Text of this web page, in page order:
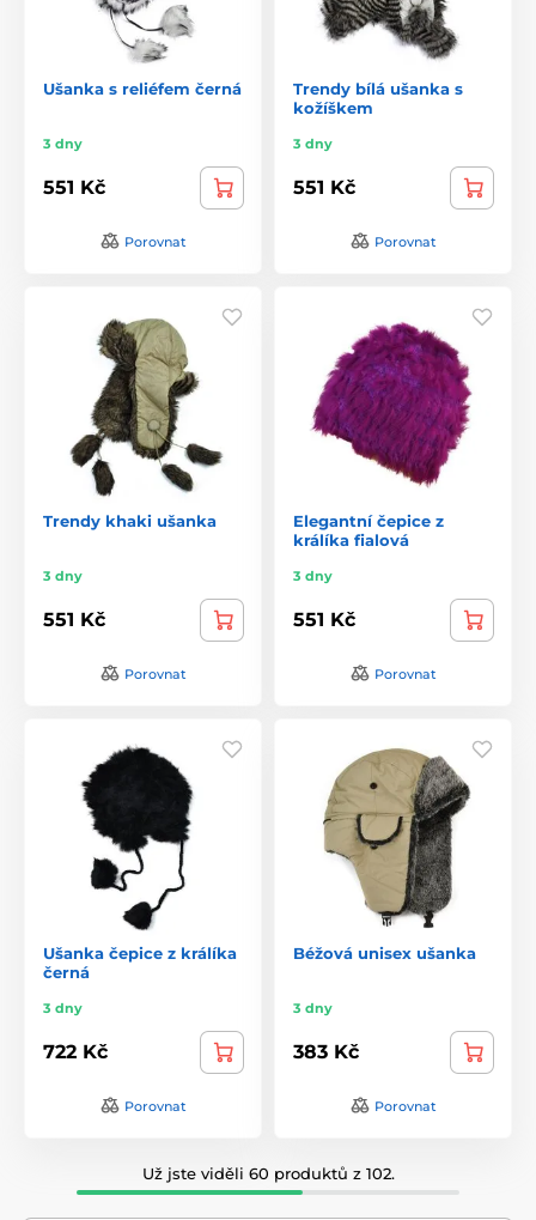
Ušanka s reliéfem černá
3 dny
551 Kč
Porovnat
Trendy bílá ušanka s
kožíškem
3 dny
551 Kč
Porovnat
Trendy khaki ušanka
3 dny
551 Kč
Porovnat
Elegantní čepice z
králíka fialová
3 dny
551 Kč
Porovnat
Ušanka čepice z králíka
černá
3 dny
722 Kč
Porovnat
Béžová unisex ušanka
3 dny
383 Kč
Porovnat
Už jste viděli 60 produktů z 102.